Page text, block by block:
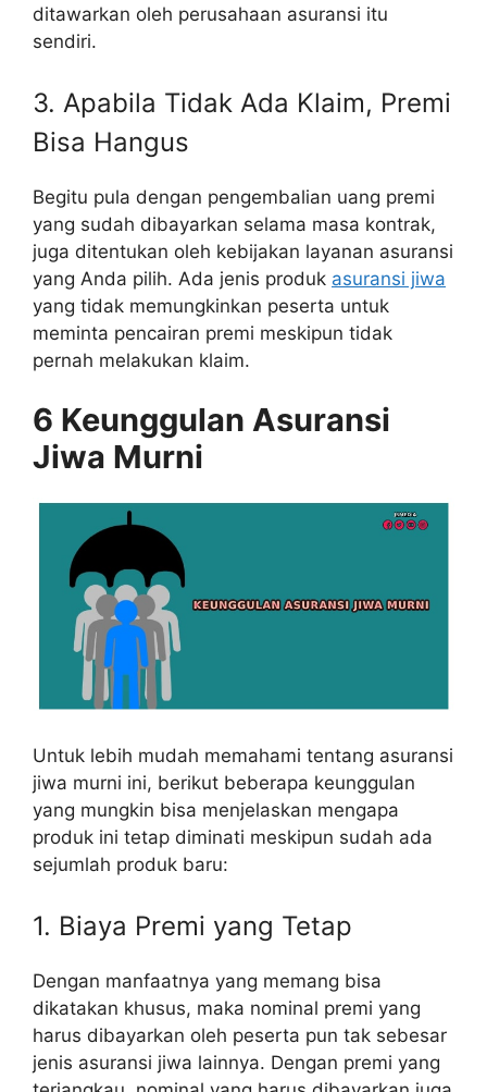
ditawarkan oleh perusahaan asuransi itu
sendiri.
3. Apabila Tidak Ada Klaim, Premi
Bisa Hangus
Begitu pula dengan pengembalian uang premi
yang sudah dibayarkan selama masa kontrak,
juga ditentukan oleh kebijakan layanan asuransi
yang Anda pilih. Ada jenis produk asuransi jiwa
yang tidak memungkinkan peserta untuk
meminta pencairan premi meskipun tidak
pernah melakukan klaim.
6 Keunggulan Asuransi
Jiwa Murni
Untuk lebih mudah memahami tentang asuransi
jiwa murni ini, berikut beberapa keunggulan
yang mungkin bisa menjelaskan mengapa
produk ini tetap diminati meskipun sudah ada
sejumlah produk baru:
1. Biaya Premi yang Tetap
Dengan manfaatnya yang memang bisa
dikatakan khusus, maka nominal premi yang
harus dibayarkan oleh peserta pun tak sebesar
jenis asuransi jiwa lainnya. Dengan premi yang